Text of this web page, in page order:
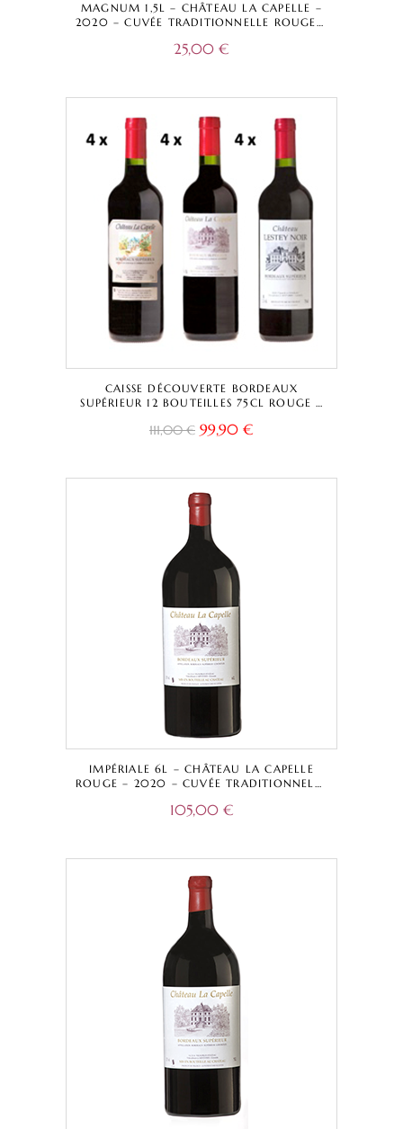
MAGNUM 1,5L – CHÂTEAU LA CAPELLE –
2020 – CUVÉE TRADITIONNELLE ROUGE –
25,00 €
CAISSE DÉCOUVERTE BORDEAUX
SUPÉRIEUR 12 BOUTEILLES 75CL ROUGE –
CUVÉE CAPELLA + CHÂTEAU LESTEY NOIR
111,00€ 99,90 €
IMPÉRIALE 6L – CHÂTEAU LA CAPELLE
ROUGE – 2020 – CUVÉE TRADITIONNELLE
105,00 €